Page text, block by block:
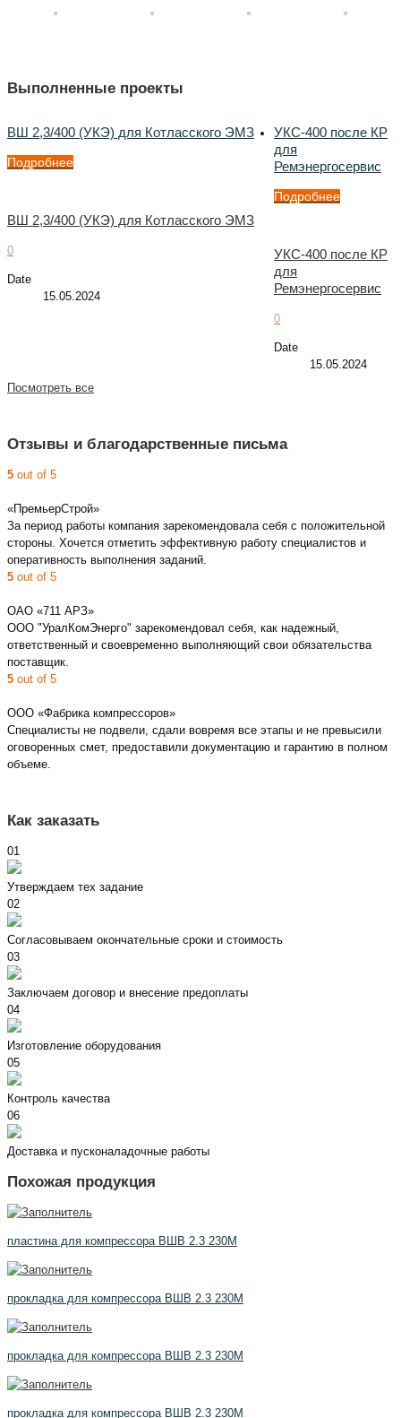
Выполненные проекты
ВШ 2,3/400 (УКЭ) для Котласского ЭМЗ
Подробнее
ВШ 2,3/400 (УКЭ) для Котласского ЭМЗ
0
Date
15.05.2024
УКС-400 после КР
для
Ремэнергосервис
Подробнее
УКС-400 после КР
для
Ремэнергосервис
0
Date
15.05.2024
Посмотреть все
Отзывы и благодарственные письма
5 out of 5
«ПремьерСтрой»
За период работы компания зарекомендовала себя с положительной
стороны. Хочется отметить эффективную работу специалистов и
оперативность выполнения заданий.
5 out of 5
ОАО «711 АРЗ»
ООО "УралКомЭнерго" зарекомендовал себя, как надежный,
ответственный и своевременно выполняющий свои обязательства
поставщик.
5 out of 5
ООО «Фабрика компрессоров»
Специалисты не подвели, сдали вовремя все этапы и не превысили
оговоренных смет, предоставили документацию и гарантию в полном
объеме.
Как заказать
01
Утверждаем тех задание
02
Согласовываем окончательные сроки и стоимость
03
Заключаем договор и внесение предоплаты
04
Изготовление оборудования
05
Контроль качества
06
Доставка и пусконаладочные работы
Похожая продукция
пластина для компрессора ВШВ 2.3 230М
прокладка для компрессора ВШВ 2.3 230М
прокладка для компрессора ВШВ 2.3 230М
прокладка для компрессора ВШВ 2.3 230М